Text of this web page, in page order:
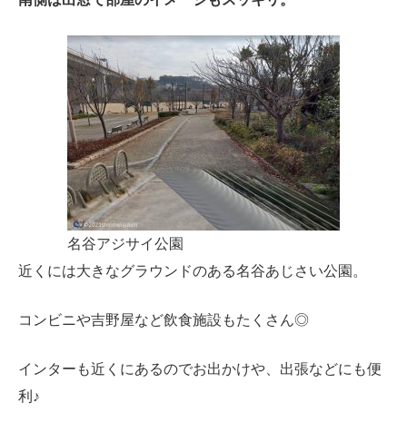
名谷アジサイ公園
近くには大きなグラウンドのある名谷あじさい公園。
コンビニや吉野屋など飲食施設もたくさん◎
インターも近くにあるのでお出かけや、出張などにも便
利♪